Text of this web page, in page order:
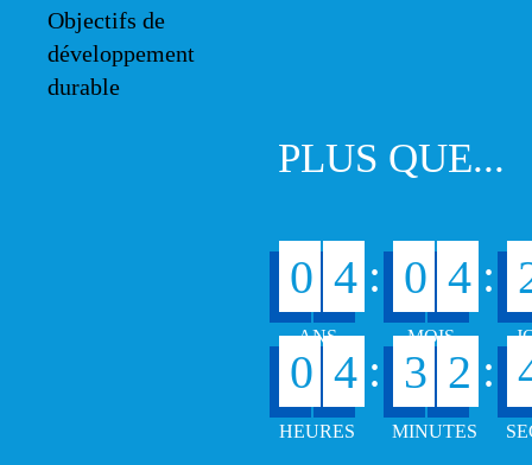
PLUS QUE...
0 4 : 0 4 :
0 4 : 3 2 :